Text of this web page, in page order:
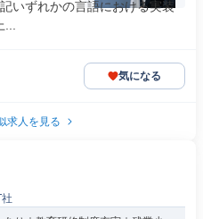
いずれかの言語における実装
気になる
求人を見る